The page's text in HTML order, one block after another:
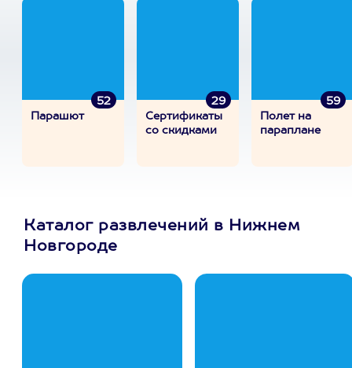
52
Парашют
29
Сертификаты
со скидками
59
Полет на
параплане
Каталог развлечений в Нижнем
Новгороде